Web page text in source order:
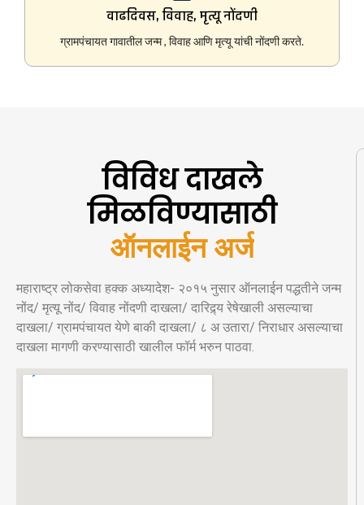
वाढदिवस, विवाह, मृत्यू नोंदणी
ग्रामपंचायत गावातील जन्म , विवाह आणि मृत्यू यांची नोंदणी करते.
विविध दाखले
मिळविण्यासाठी
ऑनलाईन अर्ज
महाराष्ट्र लोकसेवा हक्क अध्यादेश- २०१५ नुसार ऑनलाईन पद्धतीने जन्म
नोंद/ मृत्यू नोंद/ विवाह नोंदणी दाखला/ दारिद्र्य रेषेखाली असल्याचा
दाखला/ ग्रामपंचायत येणे बाकी दाखला/ ८ अ उतारा/ निराधार असल्याचा
दाखला मागणी करण्यासाठी खालील फॉर्म भरुन पाठवा.